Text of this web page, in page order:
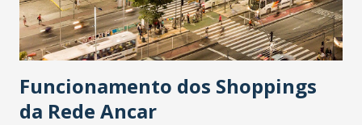
da doação e a consciência social. - Acreditamos que o
cinema pode ser um poderoso agente de transformação
soci...
Funcionamento dos Shoppings
da Rede Ancar